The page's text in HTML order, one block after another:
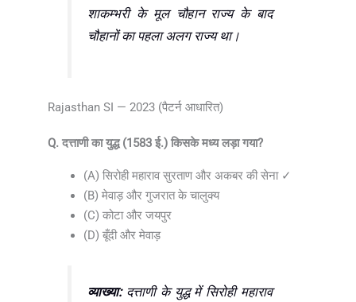
शाकम्भरी के मूल चौहान राज्य के बाद
चौहानों का पहला अलग राज्य था।
Rajasthan SI — 2023 (पैटर्न आधारित)
Q. दत्ताणी का युद्ध (1583 ई.) किसके मध्य लड़ा गया?
(A) सिरोही महाराव सुरताण और अकबर की सेना ✓
(B) मेवाड़ और गुजरात के चालुक्य
(C) कोटा और जयपुर
(D) बूँदी और मेवाड़
व्याख्या:दत्ताणी के युद्ध में सिरोही महाराव